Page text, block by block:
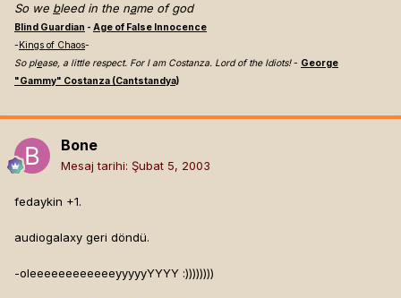
So we bleed in the name of god
Blind Guardian - Age of False Innocence
- Kings of Chaos-
So please, a little respect. For I am Costanza. Lord of the Idiots!- George
"Gammy" Costanza (Cantstandya)
Bone
Mesaj tarihi: Şubat 5, 2003
fedaykin +1.
audiogalaxy geri döndü.
-oleeeeeeeeeeeeyyyyyYYYY :))))))))